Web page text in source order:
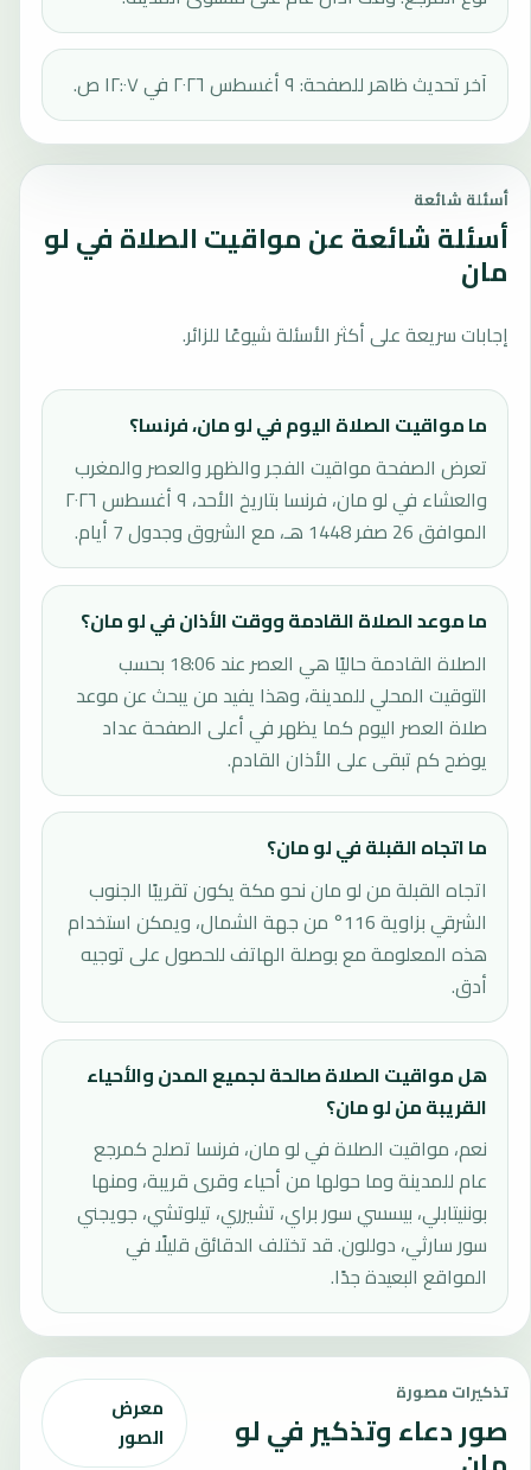
آخر تحديث ظاهر للصفحة: ٩ أغسطس ٢٠٢٦ في ١٢:٠٧ ص.
أسئلة شائعة
أسئلة شائعة عن مواقيت الصلاة في لو
مان
إجابات سريعة على أكثر الأسئلة شيوعًا للزائر.
ما مواقيت الصلاة اليوم في لو مان، فرنسا؟
تعرض الصفحة مواقيت الفجر والظهر والعصر والمغرب
والعشاء في لو مان، فرنسا بتاريخ الأحد، ٩ أغسطس ٢٠٢٦
الموافق 26 صفر 1448 هـ، مع الشروق وجدول 7 أيام.
ما موعد الصلاة القادمة ووقت الأذان في لو مان؟
الصلاة القادمة حاليًا هي العصر عند 18:06 بحسب
التوقيت المحلي للمدينة، وهذا يفيد من يبحث عن موعد
صلاة العصر اليوم كما يظهر في أعلى الصفحة عداد
يوضح كم تبقى على الأذان القادم.
ما اتجاه القبلة في لو مان؟
اتجاه القبلة من لو مان نحو مكة يكون تقريبًا الجنوب
الشرقي بزاوية 116° من جهة الشمال، ويمكن استخدام
هذه المعلومة مع بوصلة الهاتف للحصول على توجيه
أدق.
هل مواقيت الصلاة صالحة لجميع المدن والأحياء
القريبة من لو مان؟
نعم، مواقيت الصلاة في لو مان، فرنسا تصلح كمرجع
عام للمدينة وما حولها من أحياء وقرى قريبة، ومنها
بوننيتابلي، بيسسي سور براي، تشيرري، تيلوتشي، جويجني
سور سارثي، دوللون. قد تختلف الدقائق قليلًا في
المواقع البعيدة جدًا.
تذكيرات مصورة
صور دعاء وتذكير في لو
معرض
الصور